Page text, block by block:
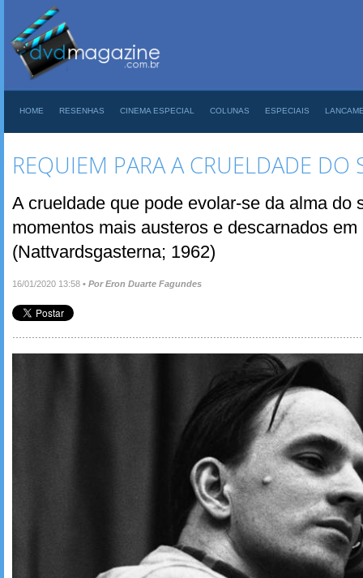
HOME RESENHAS CINEMA ESPECIAL COLUNAS ESPECIAIS
REQUIEM PARA A CRUELDADE DO
A crueldade que pode evolar-se da alma do
momentos mais austeros e descarnados
(Nattvardsgasterna; 1962)
16/01/2020 13:58 • Por Eron Duarte Fagundes